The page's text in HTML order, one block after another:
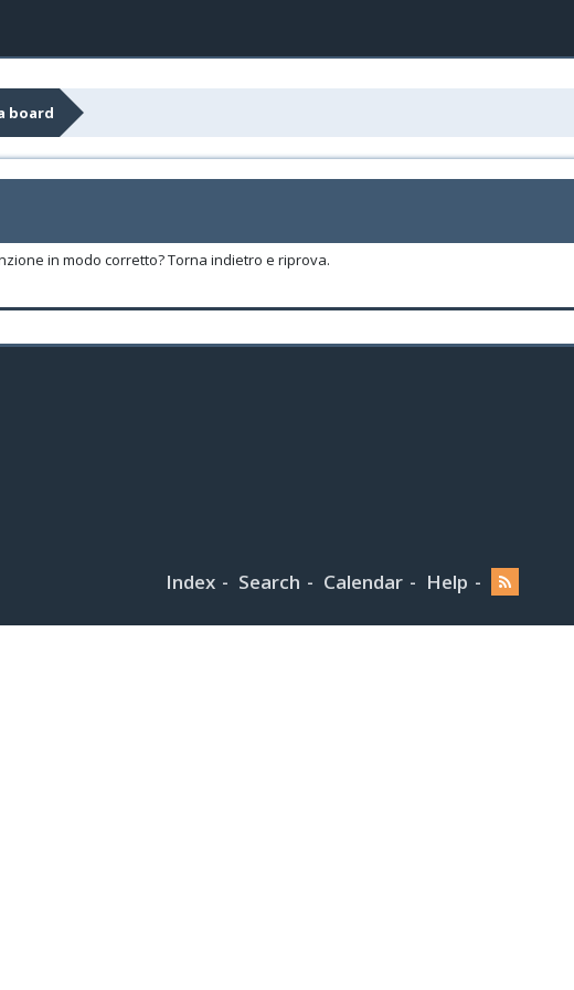
board
in modo corretto? Torna indietro e riprova.
Index Search Calendar Help